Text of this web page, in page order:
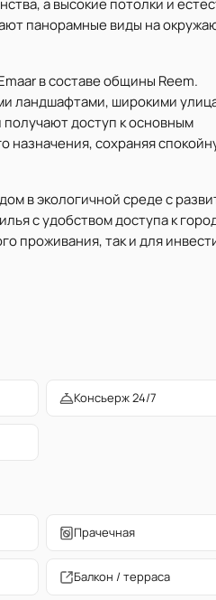
а высокие потолки и
панорамные виды на
в составе общины Reem.
ландшафтами, широкими
доступ к основным
назначения, сохраняя
в экологичной среде с
с удобством доступа к
проживания, так и для
Консьерж 24/7
Прачечная
Балкон / терраса